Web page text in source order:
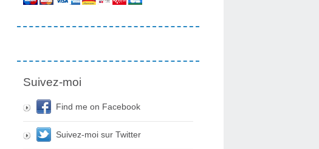
Suivez-moi
Find me on Facebook
Suivez-moi sur Twitter